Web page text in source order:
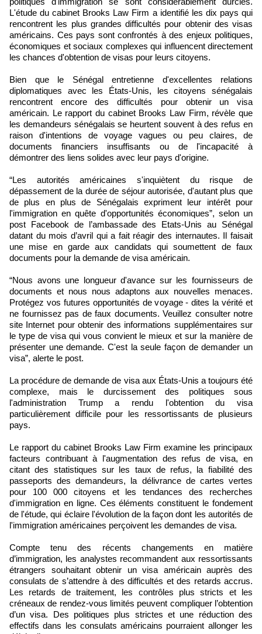
L'étude du cabinet Brooks Law Firm a identifié les dix pays qui
rencontrent les plus grandes difficultés pour obtenir des visas
américains. Ces pays sont confrontés à des enjeux politiques,
économiques et sociaux complexes qui influencent directement
les chances d'obtention de visas pour leurs citoyens.
Bien que le Sénégal entretienne d'excellentes relations
diplomatiques avec les États-Unis, les citoyens sénégalais
rencontrent encore des difficultés pour obtenir un visa
américain. Le rapport du cabinet Brooks Law Firm, révèle que
les demandeurs sénégalais se heurtent souvent à des refus en
raison d'intentions de voyage vagues ou peu claires, de
documents financiers insuffisants ou de l'incapacité à
démontrer des liens solides avec leur pays d'origine.
“Les autorités américaines s'inquiètent du risque de
dépassement de la durée de séjour autorisée, d'autant plus que
de plus en plus de Sénégalais expriment leur intérêt pour
l'immigration en quête d'opportunités économiques”, selon un
post Facebook de l’ambassade des Etats-Unis au Sénégal
datant du mois d’avril qui a fait réagir des internautes. Il faisait
une mise en garde aux candidats qui soumettent de faux
documents pour la demande de visa américain.
“Nous avons une longueur d'avance sur les fournisseurs de
documents et nous nous adaptons aux nouvelles menaces.
Protégez vos futures opportunités de voyage - dites la vérité et
ne fournissez pas de faux documents. Veuillez consulter notre
site Internet pour obtenir des informations supplémentaires sur
le type de visa qui vous convient le mieux et sur la manière de
présenter une demande. C'est la seule façon de demander un
visa”, alerte le post.
La procédure de demande de visa aux États-Unis a toujours été
complexe, mais le durcissement des politiques sous
l'administration Trump a rendu l'obtention du visa
particulièrement difficile pour les ressortissants de plusieurs
pays.
Le rapport du cabinet Brooks Law Firm examine les principaux
facteurs contribuant à l'augmentation des refus de visa, en
citant des statistiques sur les taux de refus, la fiabilité des
passeports des demandeurs, la délivrance de cartes vertes
pour 100 000 citoyens et les tendances des recherches
d'immigration en ligne. Ces éléments constituent le fondement
de l'étude, qui éclaire l'évolution de la façon dont les autorités de
l'immigration américaines perçoivent les demandes de visa.
Compte tenu des récents changements en matière
d’immigration, les analystes recommandent aux ressortissants
étrangers souhaitant obtenir un visa américain auprès des
consulats de s’attendre à des difficultés et des retards accrus.
Les retards de traitement, les contrôles plus stricts et les
créneaux de rendez-vous limités peuvent compliquer l’obtention
d’un visa. Des politiques plus strictes et une réduction des
effectifs dans les consulats américains pourraient allonger les